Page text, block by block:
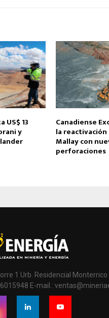
US$ 13
y
Canadiense
la reactivación
Mallay con
perforaciones
1 Urb. Residencial
E-mail.: